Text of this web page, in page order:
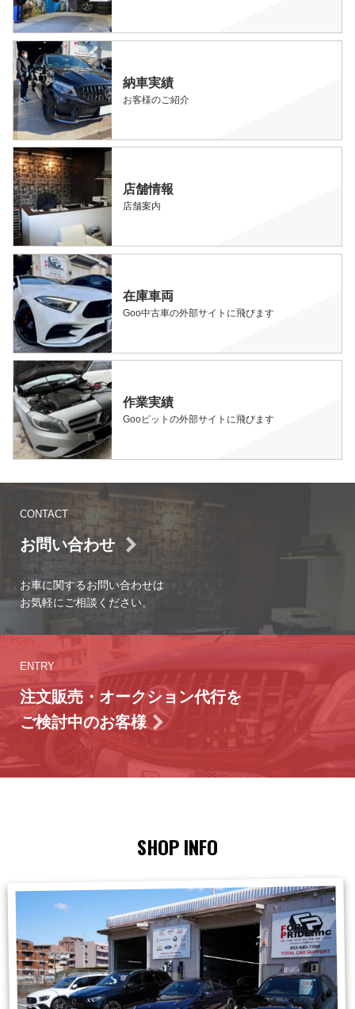
納車実績
お客様のご紹介
店舗情報
店舗案内
在庫車両
Goo中古車の外部サイトに飛びます
作業実績
Gooピットの外部サイトに飛びます
CONTACT
お問い合わせ
お車に関するお問い合わせは
お気軽にご相談ください。
ENTRY
注文販売・オークション代行を
ご検討中のお客様
SHOP INFO